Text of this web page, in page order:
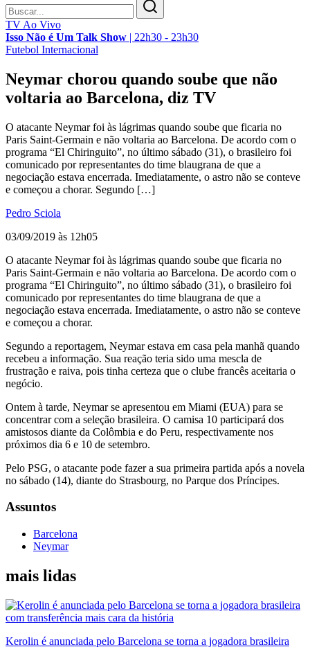
TV Ao Vivo
Isso Não é Um Talk Show | 22h30 - 23h30
Futebol Internacional
Neymar chorou quando soube que não
voltaria ao Barcelona, diz TV
O atacante Neymar foi às lágrimas quando soube que ficaria no
Paris Saint-Germain e não voltaria ao Barcelona. De acordo com o
programa “El Chiringuito”, no último sábado (31), o brasileiro foi
comunicado por representantes do time blaugrana de que a
negociação estava encerrada. Imediatamente, o astro não se conteve
e começou a chorar. Segundo […]
Pedro Sciola
03/09/2019 às 12h05
O atacante Neymar foi às lágrimas quando soube que ficaria no
Paris Saint-Germain e não voltaria ao Barcelona. De acordo com o
programa “El Chiringuito”, no último sábado (31), o brasileiro foi
comunicado por representantes do time blaugrana de que a
negociação estava encerrada. Imediatamente, o astro não se conteve
e começou a chorar.
Segundo a reportagem, Neymar estava em casa pela manhã quando
recebeu a informação. Sua reação teria sido uma mescla de
frustração e raiva, pois tinha certeza que o clube francês aceitaria o
negócio.
Ontem à tarde, Neymar se apresentou em Miami (EUA) para se
concentrar com a seleção brasileira. O camisa 10 participará dos
amistosos diante da Colômbia e do Peru, respectivamente nos
próximos dia 6 e 10 de setembro.
Pelo PSG, o atacante pode fazer a sua primeira partida após a novela
no sábado (14), diante do Strasbourg, no Parque dos Príncipes.
Assuntos
Barcelona
Neymar
mais lidas
Kerolin é anunciada pelo Barcelona se torna a jogadora brasileira